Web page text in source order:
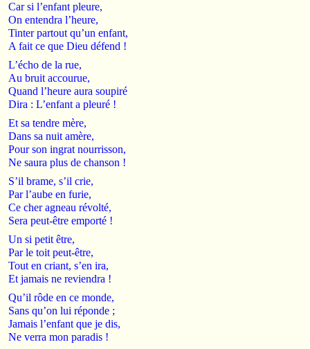
Car si l’enfant pleure,
On entendra l’heure,
Tinter partout qu’un enfant,
A fait ce que Dieu défend !
L’écho de la rue,
Au bruit accourue,
Quand l’heure aura soupiré
Dira : L’enfant a pleuré !
Et sa tendre mère,
Dans sa nuit amère,
Pour son ingrat nourrisson,
Ne saura plus de chanson !
S’il brame, s’il crie,
Par l’aube en furie,
Ce cher agneau révolté,
Sera peut-être emporté !
Un si petit être,
Par le toit peut-être,
Tout en criant, s’en ira,
Et jamais ne reviendra !
Qu’il rôde en ce monde,
Sans qu’on lui réponde ;
Jamais l’enfant que je dis,
Ne verra mon paradis !